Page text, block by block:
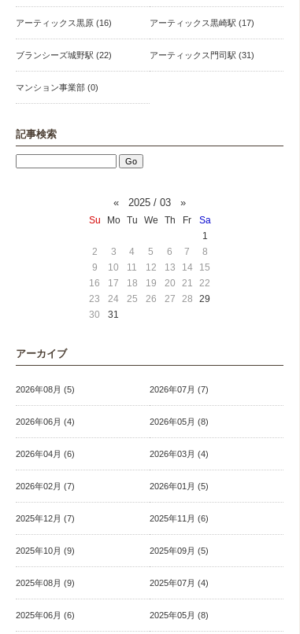
アーティックス黒原 (16) アーティックス黒崎駅 (17)
ブランシーズ城野駅 (22) アーティックス門司駅 (31)
マンション事業部 (0)
記事検索
« 2025 / 03 »
Su Mo Tu We Th Fr
Sa
1
2
3 4 5 6 7
8
9
10 11 12 13 14
15
16
17 18 19 20 21
22
23
24 25 26 27 28
29
30
31
アーカイブ
2026年08月 (5) 2026年07月 (7)
2026年06月 (4) 2026年05月 (8)
2026年04月 (6) 2026年03月 (4)
2026年02月 (7) 2026年01月 (5)
2025年12月 (7) 2025年11月 (6)
2025年10月 (9) 2025年09月 (5)
2025年08月 (9) 2025年07月 (4)
2025年06月 (6) 2025年05月 (8)